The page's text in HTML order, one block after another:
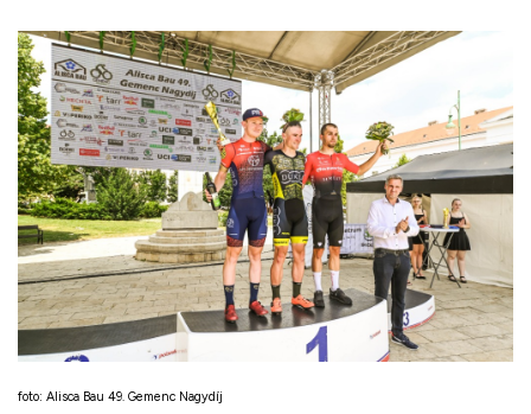
foto: Alisca Bau 49. Gemenc Nagydíj